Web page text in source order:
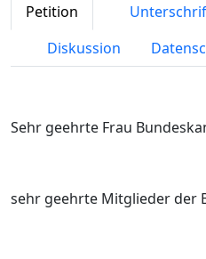
Petition
Diskussion
Sehr geehrte Frau
sehr geehrte Mitglieder der